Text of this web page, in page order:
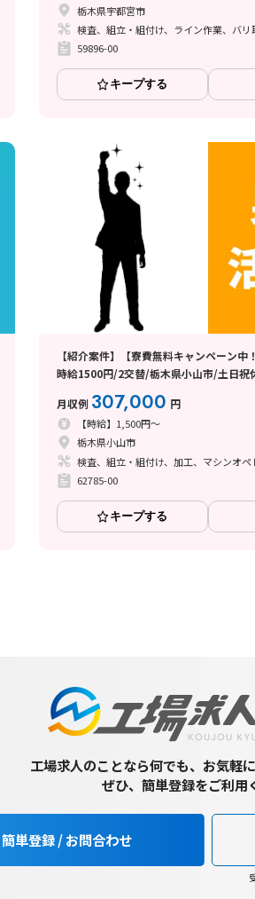
栃木県宇都宮市
検査、組立・組付け、ライン作業、バリ
59896-00
キープする
【紹介案件】【寮費無料キャンペーン中
時給1500円/2交替/栃木県小山市/土日祝
レシイ♪
月収例 307,000 円
【時給】1,500円～
栃木県小山市
検査、組立・組付け、加工、マシンオ
62785-00
キープする
工場求人のことなら何でも、お気軽
ぜひ、簡単登録をご利用
簡単登録 / お問合わせ